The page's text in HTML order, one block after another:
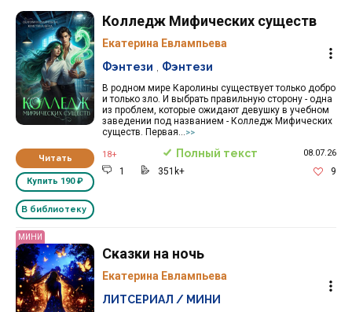
Читать
Купить 190 ₽
В библиотеку
Колледж Мифических существ
Екатерина Евлампьева
В родном мире Каролины существует только добро
и только зло. И выбрать правильную сторону - одна
из проблем, которые ожидают девушку в учебном
заведении под названием - Колледж Мифических
существ. Первая...
>>
Фэнтези Фэнтези
18+ Полный текст 08.07.26
1 351k+ 9
МИНИ
Сказки на ночь
Екатерина Евлампьева
ЛИТСЕРИАЛ / МИНИ